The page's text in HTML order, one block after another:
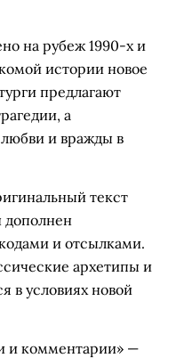
на рубеж 1990-х и
истории новое
предлагают
а
и вражды в
текст
дополнен
и отсылками.
архетипы и
в условиях новой
и комментарии» —